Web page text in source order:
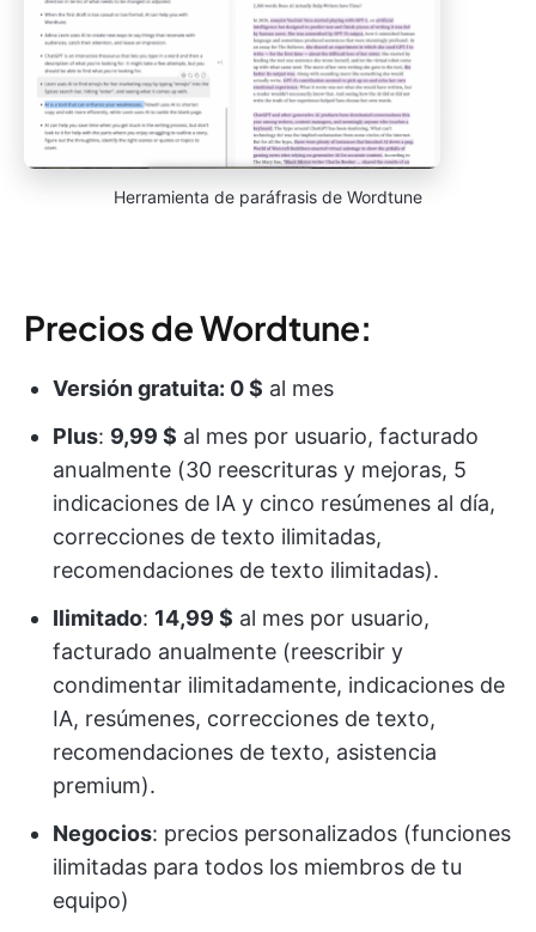
Herramienta de paráfrasis de Wordtune
Precios de Wordtune:
Versión gratuita: 0 $ al mes
Plus: 9,99 $ al mes por usuario, facturado
anualmente (30 reescrituras y mejoras, 5
indicaciones de IA y cinco resúmenes al día,
correcciones de texto ilimitadas,
recomendaciones de texto ilimitadas).
Ilimitado: 14,99 $ al mes por usuario,
facturado anualmente (reescribir y
condimentar ilimitadamente, indicaciones de
IA, resúmenes, correcciones de texto,
recomendaciones de texto, asistencia
premium).
Negocios: precios personalizados (funciones
ilimitadas para todos los miembros de tu
equipo)